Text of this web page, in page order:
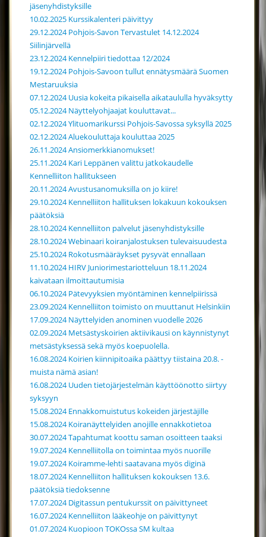
jäsenyhdistyksille
10.02.2025 Kurssikalenteri päivittyy
29.12.2024 Pohjois-Savon Tervastulet 14.12.2024
Siilinjärvellä
23.12.2024 Kennelpiiri tiedottaa 12/2024
19.12.2024 Pohjois-Savoon tullut ennätysmäärä Suomen
Mestaruuksia
07.12.2024 Uusia kokeita pikaisella aikataululla hyväksytty
05.12.2024 Näyttelyohjaajat kouluttavat...
02.12.2024 Ylituomarikurssi Pohjois-Savossa syksyllä 2025
02.12.2024 Aluekouluttaja kouluttaa 2025
26.11.2024 Ansiomerkkianomukset!
25.11.2024 Kari Leppänen valittu jatkokaudelle
Kennelliiton hallitukseen
20.11.2024 Avustusanomuksilla on jo kiire!
29.10.2024 Kennelliiton hallituksen lokakuun kokouksen
päätöksiä
28.10.2024 Kennelliiton palvelut jäsenyhdistyksille
28.10.2024 Webinaari koiranjalostuksen tulevaisuudesta
25.10.2024 Rokotusmääräykset pysyvät ennallaan
11.10.2024 HIRV Juniorimestariotteluun 18.11.2024
kaivataan ilmoittautumisia
06.10.2024 Pätevyyksien myöntäminen kennelpiirissä
23.09.2024 Kennelliiton toimisto on muuttanut Helsinkiin
17.09.2024 Näyttelyiden anominen vuodelle 2026
02.09.2024 Metsästyskoirien aktiivikausi on käynnistynyt
metsästyksessä sekä myös koepuolella.
16.08.2024 Koirien kiinnipitoaika päättyy tiistaina 20.8. -
muista nämä asian!
16.08.2024 Uuden tietojärjestelmän käyttöönotto siirtyy
syksyyn
15.08.2024 Ennakkomuistutus kokeiden järjestäjille
15.08.2024 Koiranäyttelyiden anojille ennakkotietoa
30.07.2024 Tapahtumat koottu saman osoitteen taaksi
19.07.2024 Kennelliitolla on toimintaa myös nuorille
19.07.2024 Koiramme-lehti saatavana myös diginä
18.07.2024 Kennelliiton hallituksen kokouksen 13.6.
päätöksiä tiedoksenne
17.07.2024 Digitassun pentukurssit on päivittyneet
16.07.2024 Kennelliiton lääkeohje on päivittynyt
01.07.2024 Kuopioon TOKOssa SM kultaa